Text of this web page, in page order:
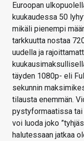
Euroopan
kuukaudessa 50
mikäli pienempi
tarkkuutta nostaa
uudella ja
täyden 1080p- eli
sekunnin
tilausta enemmän.
pystyformaatissa tai
voi luoda joko
halutessaan jatkaa